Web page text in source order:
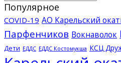
Популярное
COVID-19 АО Карельский
Парфенчиков Вокнаволок
Дети ЕДДС ЕДДС Костомукша КСЦ